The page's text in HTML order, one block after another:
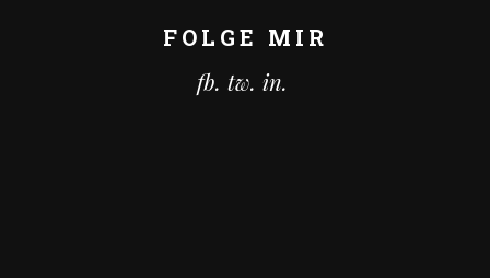
FOLGE MIR
fb. tw. in.